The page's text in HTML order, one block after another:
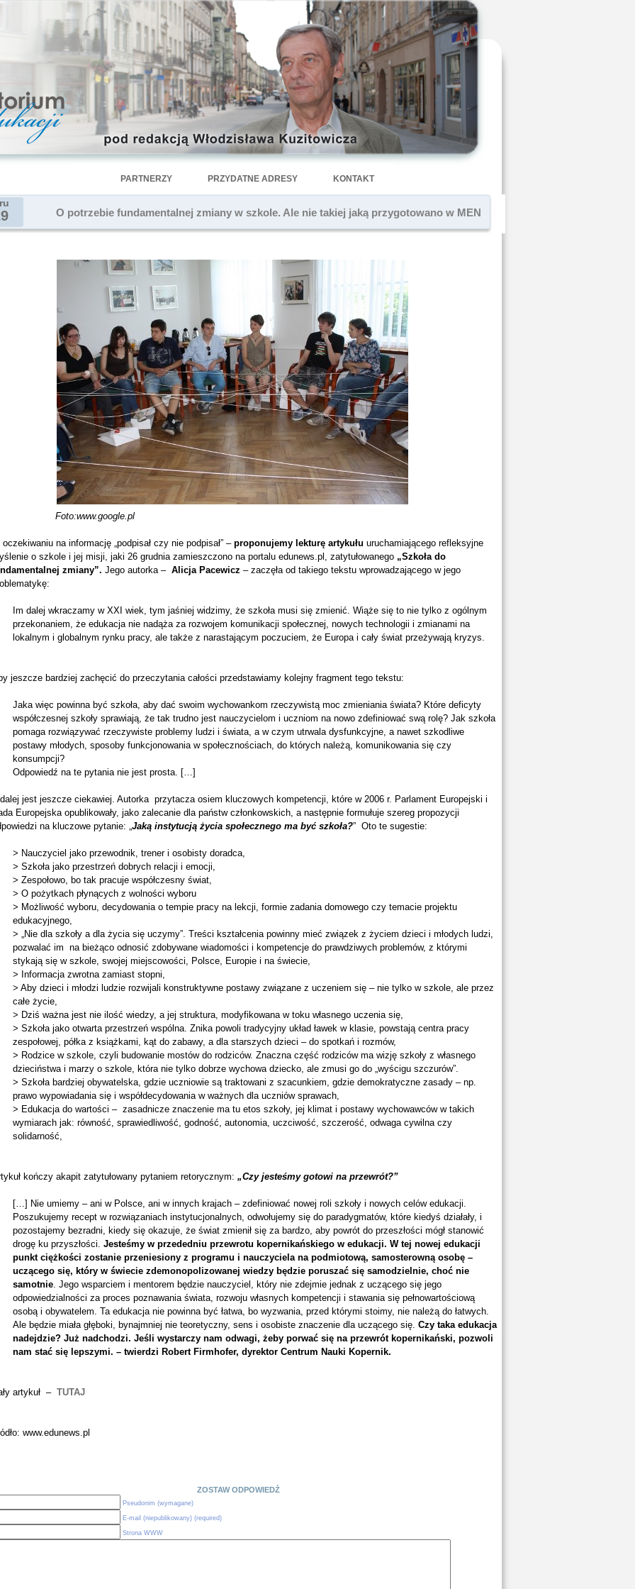
PARTNERZY PRZYDATNE ADRESY KONTAKT
O potrzebie fundamentalnej zmiany w szkole. Ale nie takiej jaką przygotowano w MEN
Foto:www.google.pl
oczekiwaniu na informację „podpisał czy nie podpisał” – proponujemy lekturę artykułu uruchamiającego refleksyjne
o szkole i jej misji, jaki 26 grudnia zamieszczono na portalu edunews.pl, zatytułowanego „Szkoła do
zmiany”. Jego autorka – Alicja Pacewicz – zaczęła od takiego tekstu wprowadzającego w jego
Im dalej wkraczamy w XXI wiek, tym jaśniej widzimy, że szkoła musi się zmienić. Wiąże się to nie tylko z ogólnym
przekonaniem, że edukacja nie nadąża za rozwojem komunikacji społecznej, nowych technologii i zmianami na
lokalnym i globalnym rynku pracy, ale także z narastającym poczuciem, że Europa i cały świat przeżywają kryzys.
jeszcze bardziej zachęcić do przeczytania całości przedstawiamy kolejny fragment tego tekstu:
Jaka więc powinna być szkoła, aby dać swoim wychowankom rzeczywistą moc zmieniania świata? Które deficyty
współczesnej szkoły sprawiają, że tak trudno jest nauczycielom i uczniom na nowo zdefiniować swą rolę? Jak szkoła
pomaga rozwiązywać rzeczywiste problemy ludzi i świata, a w czym utrwala dysfunkcyjne, a nawet szkodliwe
postawy młodych, sposoby funkcjonowania w społecznościach, do których należą, komunikowania się czy
konsumpcji?
Odpowiedź na te pytania nie jest prosta. […]
jest jeszcze ciekawiej. Autorka przytacza osiem kluczowych kompetencji, które w 2006 r. Parlament Europejski i
Europejska opublikowały, jako zalecanie dla państw członkowskich, a następnie formułuje szereg propozycji
na kluczowe pytanie: „Jaką instytucją życia społecznego ma być szkoła?” Oto te sugestie:
> Nauczyciel jako przewodnik, trener i osobisty doradca,
> Szkoła jako przestrzeń dobrych relacji i emocji,
> Zespołowo, bo tak pracuje współczesny świat,
> O pożytkach płynących z wolności wyboru
> Możliwość wyboru, decydowania o tempie pracy na lekcji, formie zadania domowego czy temacie projektu
edukacyjnego,
> „Nie dla szkoły a dla życia się uczymy”. Treści kształcenia powinny mieć związek z życiem dzieci i młodych ludzi,
pozwalać im na bieżąco odnosić zdobywane wiadomości i kompetencje do prawdziwych problemów, z którymi
stykają się w szkole, swojej miejscowości, Polsce, Europie i na świecie,
> Informacja zwrotna zamiast stopni,
> Aby dzieci i młodzi ludzie rozwijali konstruktywne postawy związane z uczeniem się – nie tylko w szkole, ale przez
całe życie,
> Dziś ważna jest nie ilość wiedzy, a jej struktura, modyfikowana w toku własnego uczenia się,
> Szkoła jako otwarta przestrzeń wspólna. Znika powoli tradycyjny układ ławek w klasie, powstają centra pracy
zespołowej, półka z książkami, kąt do zabawy, a dla starszych dzieci – do spotkań i rozmów,
> Rodzice w szkole, czyli budowanie mostów do rodziców. Znaczna część rodziców ma wizję szkoły z własnego
dzieciństwa i marzy o szkole, która nie tylko dobrze wychowa dziecko, ale zmusi go do „wyścigu szczurów”.
> Szkoła bardziej obywatelska, gdzie uczniowie są traktowani z szacunkiem, gdzie demokratyczne zasady – np.
prawo wypowiadania się i współdecydowania w ważnych dla uczniów sprawach,
> Edukacja do wartości – zasadnicze znaczenie ma tu etos szkoły, jej klimat i postawy wychowawców w takich
wymiarach jak: równość, sprawiedliwość, godność, autonomia, uczciwość, szczerość, odwaga cywilna czy
solidarność,
kończy akapit zatytułowany pytaniem retorycznym: „Czy jesteśmy gotowi na przewrót?”
[…] Nie umiemy – ani w Polsce, ani w innych krajach – zdefiniować nowej roli szkoły i nowych celów edukacji.
Poszukujemy recept w rozwiązaniach instytucjonalnych, odwołujemy się do paradygmatów, które kiedyś działały, i
pozostajemy bezradni, kiedy się okazuje, że świat zmienił się za bardzo, aby powrót do przeszłości mógł stanowić
drogę ku przyszłości. Jesteśmy w przededniu przewrotu kopernikańskiego w edukacji. W tej nowej edukacji
punkt ciężkości zostanie przeniesiony z programu i nauczyciela na podmiotową, samosterowną osobę –
uczącego się, który w świecie zdemonopolizowanej wiedzy będzie poruszać się samodzielnie, choć nie
samotnie. Jego wsparciem i mentorem będzie nauczyciel, który nie zdejmie jednak z uczącego się jego
odpowiedzialności za proces poznawania świata, rozwoju własnych kompetencji i stawania się pełnowartościową
osobą i obywatelem. Ta edukacja nie powinna być łatwa, bo wyzwania, przed którymi stoimy, nie należą do łatwych.
Ale będzie miała głęboki, bynajmniej nie teoretyczny, sens i osobiste znaczenie dla uczącego się. Czy taka edukacja
nadejdzie? Już nadchodzi. Jeśli wystarczy nam odwagi, żeby porwać się na przewrót kopernikański, pozwoli
nam stać się lepszymi. – twierdzi Robert Firmhofer, dyrektor Centrum Nauki Kopernik.
artykuł – TUTAJ
www.edunews.pl
ZOSTAW ODPOWIEDŹ
Pseudonim (wymagane)
E-mail (niepublikowany) (required)
Strona WWW